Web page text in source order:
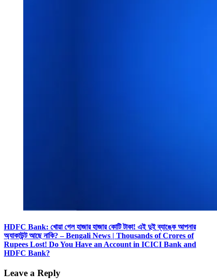
HDFC Bank: খোয়া গেল হাজার হাজার কোটি টাকা! এই দুই ব্যাঙ্কে আপনার
অ্যাকাউন্ট আছে নাকি? – Bengali News | Thousands of Crores of
Rupees Lost! Do You Have an Account in ICICI Bank and
HDFC Bank?
Leave a Reply